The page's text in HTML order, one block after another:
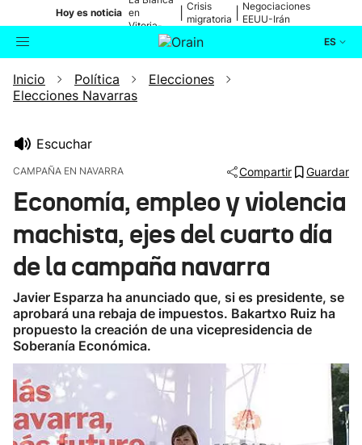
Hoy es noticia en
Vitoria-
Gasteiz
Crisis
migratoria
Negociaciones
EEUU-Irán
ES
Buscador Actualidad
Ikusmiran
Eguraldia
Inicio Política
Elecciones
Elecciones Navarras
Escuchar
CAMPAÑA EN NAVARRA Compartir Guardar
Economía, empleo y violencia
machista, ejes del cuarto día
de la campaña navarra
Javier Esparza ha anunciado que, si es presidente, se
aprobará una rebaja de impuestos. Bakartxo Ruiz ha
propuesto la creación de una vicepresidencia de
Soberanía Económica.